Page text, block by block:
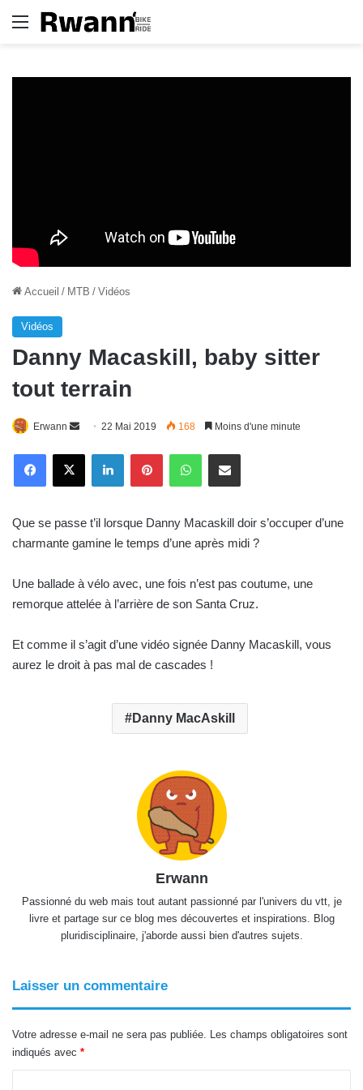
Menu
Accueil / MTB / Vidéos
Vidéos
Danny Macaskill, baby sitter
tout terrain
Erwann
Envoyer
courriel
22 Mai 2019 168 Moins d'une minute
LinkedinPinterestWhatsAppE-Mail
Que se passe t’il lorsque Danny Macaskill doir s’occuper d’une
charmante gamine le temps d’une après midi ?
Une ballade à vélo avec, une fois n’est pas coutume, une
remorque attelée à l’arrière de son Santa Cruz.
Et comme il s’agit d’une vidéo signée Danny Macaskill, vous
aurez le droit à pas mal de cascades !
Danny MacAskill
Erwann
Passionné du web mais tout autant passionné par l'univers du vtt, je
livre et partage sur ce blog mes découvertes et inspirations. Blog
pluridisciplinaire, j'aborde aussi bien d'autres sujets.
Laisser un commentaire
Votre adresse e-mail ne sera pas publiée. Les champs obligatoires sont
indiqués avec *